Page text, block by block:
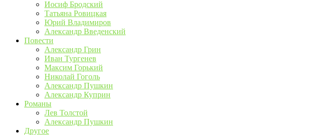
Иосиф Бродский
Татьяна Ровицкая
Юрий Владимиров
Александр Введенский
Повести
Александр Грин
Иван Тургенев
Максим Горький
Николай Гоголь
Александр Пушкин
Александр Куприн
Романы
Лев Толстой
Александр Пушкин
Другое